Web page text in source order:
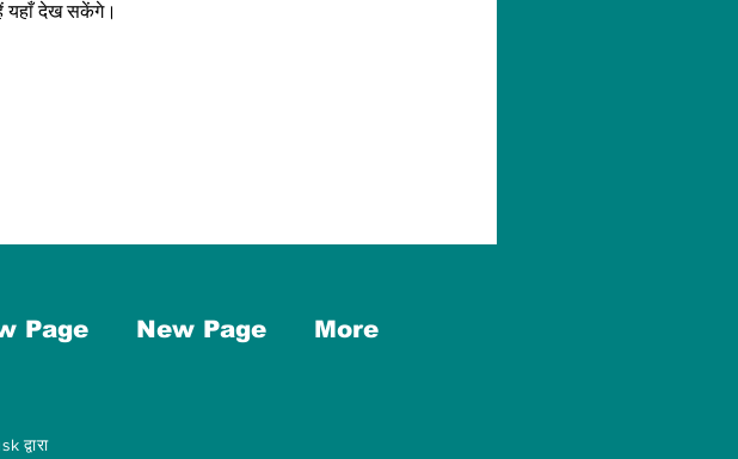
यहाँ देख सकेंगे।
Page New Page More
द्वारा